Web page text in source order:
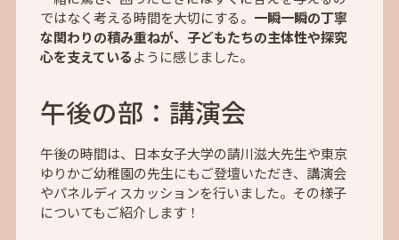
ではなく考える時間を大切にする。 一瞬一瞬の丁寧
な関わりの積み重ねが、子どもたちの主体性や探究
心を支えているように感じました。
午後の部：講演会
午後の時間は、日本女子大学の請川滋大先生や東京
ゆりかご幼稚園の先生にもご登壇いただき、講演会
やパネルディスカッションを行いました。その様子
についてもご紹介します！